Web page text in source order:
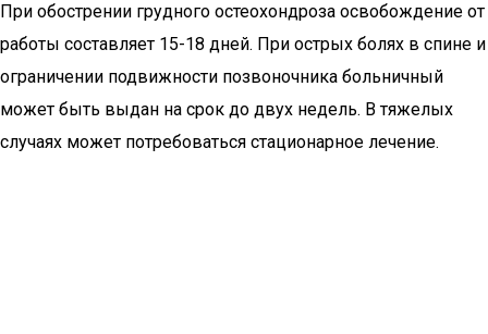
При обострении грудного остеохондроза освобождение от
работы составляет 15-18 дней. При острых болях в спине и
ограничении подвижности позвоночника больничный
может быть выдан на срок до двух недель. В тяжелых
случаях может потребоваться стационарное лечение.